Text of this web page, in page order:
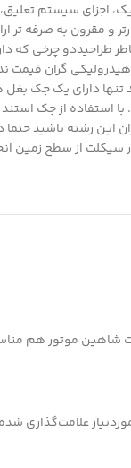
اجزای سیستم
و مقرون به صرفه تر
طراحیددو چرخی که
گران قیمت
تنها دارای یک جک بغل
استفاده از جک
این رشته باشید
سیکلت از سطح زمین
علامت‌گذاری